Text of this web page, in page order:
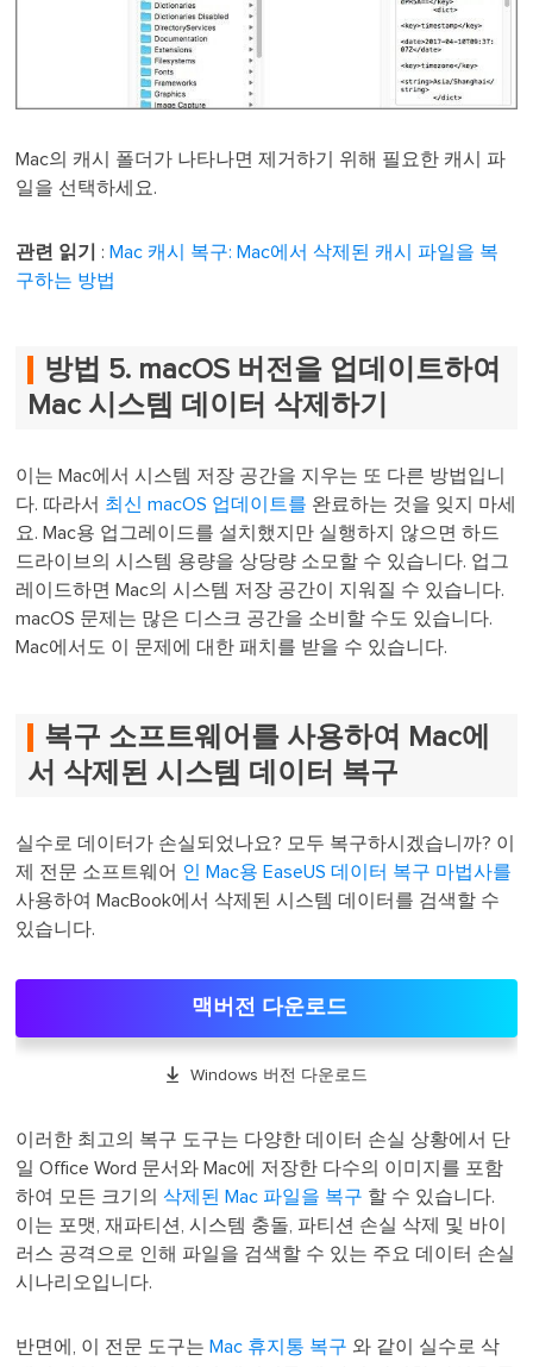
Mac의 캐시 폴더가 나타나면 제거하기 위해 필요한 캐시 파
일을 선택하세요.
관련 읽기 :Mac 캐시 복구: Mac에서 삭제된 캐시 파일을 복
구하는 방법
방법 5. macOS 버전을 업데이트하여
Mac 시스템 데이터 삭제하기
이는 Mac에서 시스템 저장 공간을 지우는 또 다른 방법입니
다. 따라서 최신 macOS 업데이트를 완료하는 것을 잊지 마세
요. Mac용 업그레이드를 설치했지만 실행하지 않으면 하드
드라이브의 시스템 용량을 상당량 소모할 수 있습니다. 업그
레이드하면 Mac의 시스템 저장 공간이 지워질 수 있습니다.
macOS 문제는 많은 디스크 공간을 소비할 수도 있습니다.
Mac에서도 이 문제에 대한 패치를 받을 수 있습니다.
복구 소프트웨어를 사용하여 Mac에
서 삭제된 시스템 데이터 복구
실수로 데이터가 손실되었나요? 모두 복구하시겠습니까? 이
제 전문 소프트웨어 인 Mac용 EaseUS 데이터 복구 마법사를
사용하여 MacBook에서 삭제된 시스템 데이터를 검색할 수
있습니다.
맥버전 다운로드
 Windows 버전 다운로드
이러한 최고의 복구 도구는 다양한 데이터 손실 상황에서 단
일 Office Word 문서와 Mac에 저장한 다수의 이미지를 포함
하여 모든 크기의삭제된 Mac 파일을 복구 할 수 있습니다.
이는 포맷, 재파티션, 시스템 충돌, 파티션 손실 삭제 및 바이
러스 공격으로 인해 파일을 검색할 수 있는 주요 데이터 손실
시나리오입니다.
반면에, 이 전문 도구는Mac 휴지통 복구 와 같이 실수로 삭